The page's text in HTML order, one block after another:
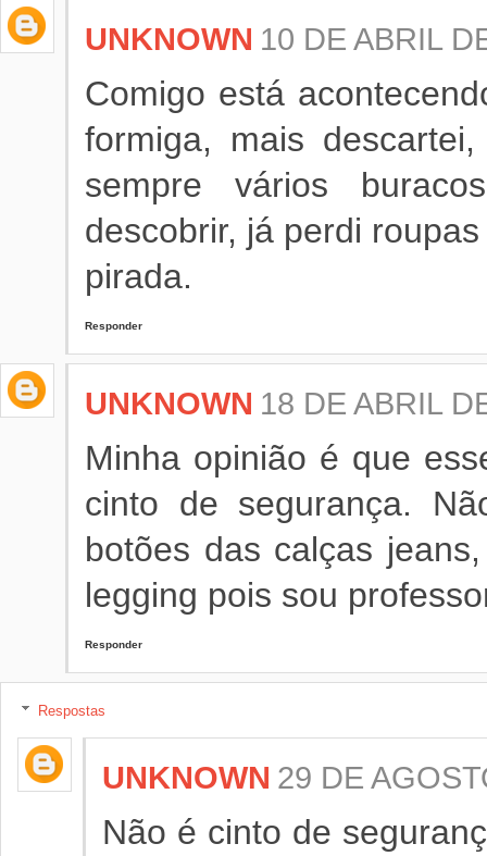
UNKNOWN 10 DE ABRIL
Comigo está
formiga, mais
sempre vários
descobrir, já perdi
pirada.
Responder
UNKNOWN 18 DE ABRIL
Minha opinião é que
cinto de segurança.
botões das calças
legging pois sou
Responder
Respostas
UNKNOWN 29 DE
Não é cinto de